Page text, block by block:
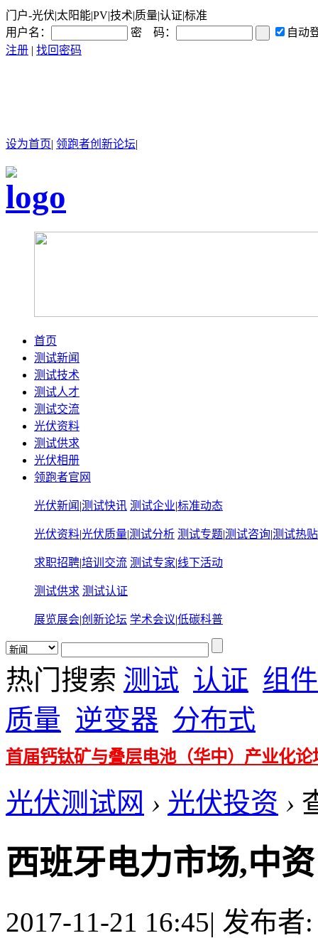
门户-光伏|太阳能|PV|技术|质量|认证|标准
用户名：
密 码：
自动
注册 | 找回密码
设为首页| 领跑者创新论坛|
首页
测试新闻
测试技术
测试人才
测试交流
光伏资料
测试供求
光伏相册
领跑者官网
光伏新闻 |测试快讯 测试企业|标准动态
光伏资料|光伏质量|测试分析 测试专题|测试咨询|测试热贴
求职招聘|培训交流 测试专家|线下活动
测试供求 测试认证
展览展会|创新论坛 学术会议|低碳科普
热门搜索 测试 认证 组件
质量 逆变器 分布式
首届钙钛矿与叠层电池（华中）产业化论
光伏测试网 › 光伏投资 ›
西班牙电力市场,中
2017-11-21 16:45| 发布者